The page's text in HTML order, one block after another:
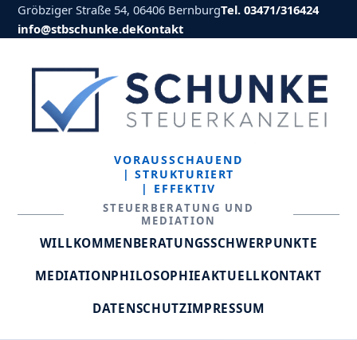
Gröbziger Straße 54, 06406 BernburgTel. 03471/316424
info@stbschunke.deKontakt
VORAUSSCHAUEND
| STRUKTURIERT
| EFFEKTIV
STEUERBERATUNG UND
MEDIATION
WILLKOMMENBERATUNGSSCHWERPUNKTE
MEDIATIONPHILOSOPHIEAKTUELLKONTAKT
DATENSCHUTZIMPRESSUM